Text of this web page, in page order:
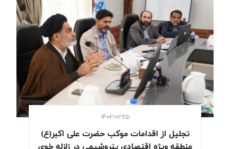
۱۴۰۲/۰۲/۲۵
تجلیل از اقدامات موکب حضرت علی اکبر(ع)